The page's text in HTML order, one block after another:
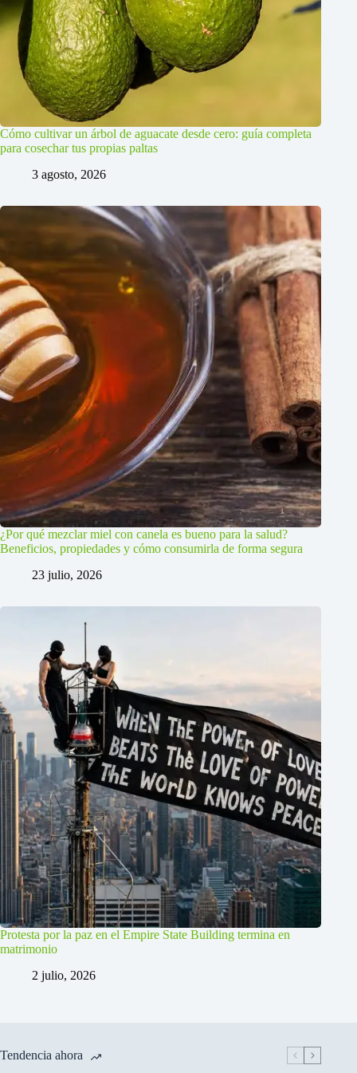
Cómo cultivar un árbol de aguacate desde cero: guía completa
para cosechar tus propias paltas
3 agosto, 2026
¿Por qué mezclar miel con canela es bueno para la salud?
Beneficios, propiedades y cómo consumirla de forma segura
23 julio, 2026
Protesta por la paz en el Empire State Building termina en
matrimonio
2 julio, 2026
Tendencia ahora